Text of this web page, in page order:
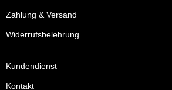
Zahlung & Versand
Widerrufsbelehrung
Kundendienst
Kontakt